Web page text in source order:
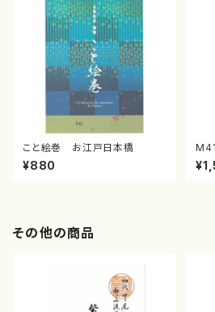
こと絵巻 お江戸日本橋
¥880
（
宮
その他の商品